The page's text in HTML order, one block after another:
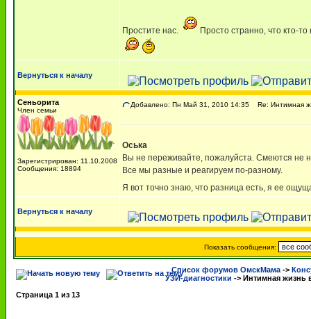
Простите нас. Просто странно, что кто-
Вернуться к началу
Сеньорита
Член семьи
Зарегистрирован: 11.10.2008
Сообщения: 18894
Добавлено: Пн Май 31, 2010 14:35 Re: Интимная
Оська
Вы не переживайте, пожалуйста. Смеются не
Все мы разные и реагируем по-разному.
Я вот точно знаю, что разница есть, я ее
Вернуться к началу
Показать сообщения:
Список форумов ОмскМама ->
УЗИ-диагностики -> Интимная жизнь
Страница 1 из 13